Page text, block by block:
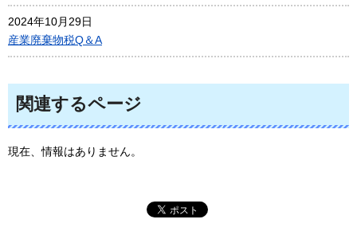
2024年10月29日
産業廃棄物税Q＆A
関連するページ
現在、情報はありません。